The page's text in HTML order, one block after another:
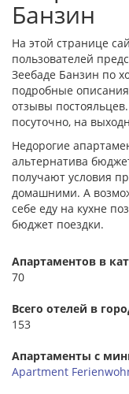
Банзин
На этой странице
пользователей
Зеебаде Банзин по
подробные
отзывы
посуточно, на
Недорогие
альтернатива
получают условия
домашними. А
себе еду на кухне
бюджет поездки.
Апартаментов в
70
Всего отелей в
153
Апартаменты с
Apartment